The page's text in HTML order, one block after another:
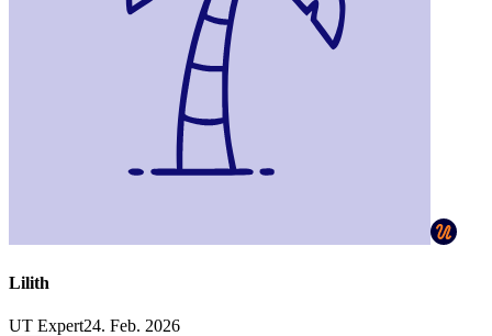
Lilith
UT Expert24. Feb. 2026